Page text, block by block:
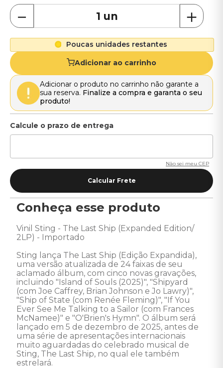
＋
－
Poucas unidades restantes
Adicionar ao carrinho
Adicionar o produto no carrinho não garante a
sua reserva. Finalize a compra e garanta o seu
produto!
Não sei meu CEP
Conheça esse produto
Vinil Sting - The Last Ship (Expanded Edition/
2LP) - Importado
Sting lança The Last Ship (Edição Expandida),
uma versão atualizada de 24 faixas de seu
aclamado álbum, com cinco novas gravações,
incluindo "Island of Souls (2025)", "Shipyard
(com Joe Caffrey, Brian Johnson e Jo Lawry)",
"Ship of State (com Renée Fleming)", "If You
Ever See Me Talking to a Sailor (com Frances
McNamee)" e "O'Brien's Hymn". O álbum será
lançado em 5 de dezembro de 2025, antes de
uma série de apresentações internacionais
muito aguardadas do celebrado musical de
Sting, The Last Ship, no qual ele também
estrelará.